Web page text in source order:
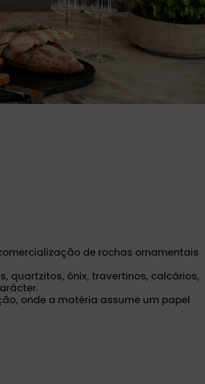
de rochas ornamentais
quartzitos, ónix, travertinos, calcários,
onde a matéria assume um papel